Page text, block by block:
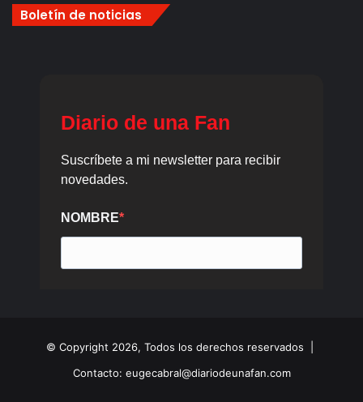
Boletín de noticias
© Copyright 2026, Todos los derechos reservados |
Contacto: eugecabral@diariodeunafan.com